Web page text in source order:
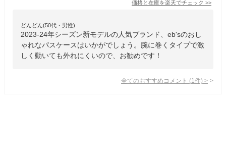
価格と在庫を楽天でチェック >>
どんどん(50代・男性)
2023-24年シーズン新モデルの人気ブランド、eb'sのおし
ゃれなパスケースはいかがでしょう。腕に巻くタイプで激
しく動いても外れにくいので、お勧めです！
全てのおすすめコメント (1 件) >